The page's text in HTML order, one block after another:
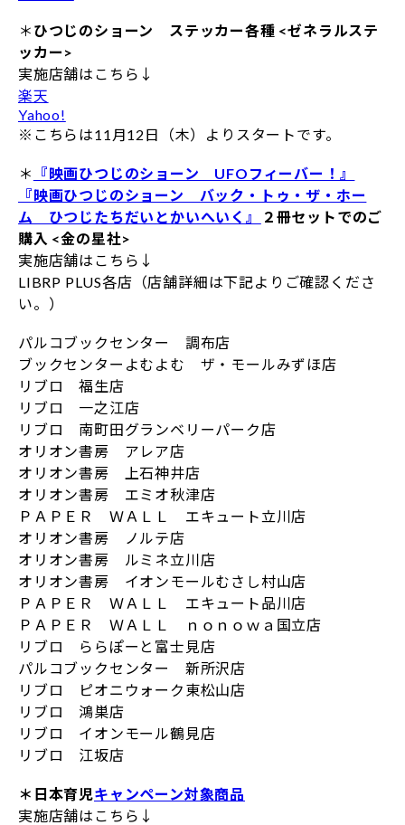
＊ ひつじのショーン ステッカー各種 <ゼネラルステ
ッカー>
実施店舗はこちら↓
楽天
Yahoo!
※こちらは11月12日（木）よりスタートです。
＊
『映画ひつじのショーン UFOフィーバー！』
『映画ひつじのショーン バック・トゥ・ザ・ホー
ム ひつじたちだいとかいへいく』
２冊セットでのご
購入 <金の星社>
実施店舗はこちら↓
LIBRP PLUS各店（店舗詳細は下記よりご確認くださ
い。）
パルコブックセンター 調布店
ブックセンターよむよむ ザ・モールみずほ店
リブロ 福生店
リブロ 一之江店
リブロ 南町田グランベリーパーク店
オリオン書房 アレア店
オリオン書房 上石神井店
オリオン書房 エミオ秋津店
ＰＡＰＥＲ ＷＡＬＬ エキュート立川店
オリオン書房 ノルテ店
オリオン書房 ルミネ立川店
オリオン書房 イオンモールむさし村山店
ＰＡＰＥＲ ＷＡＬＬ エキュート品川店
ＰＡＰＥＲ ＷＡＬＬ ｎｏｎｏｗａ国立店
リブロ ららぽーと富士見店
パルコブックセンター 新所沢店
リブロ ピオニウォーク東松山店
リブロ 鴻巣店
リブロ イオンモール鶴見店
リブロ 江坂店
＊日本育児キャンペーン対象商品
実施店舗はこちら↓